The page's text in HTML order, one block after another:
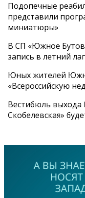
Подопечные
представили
миниатюры»
В СП «Южное
запись в летний
Юных жителей
«Всероссийскую
Вестибюль
Скобелевская»